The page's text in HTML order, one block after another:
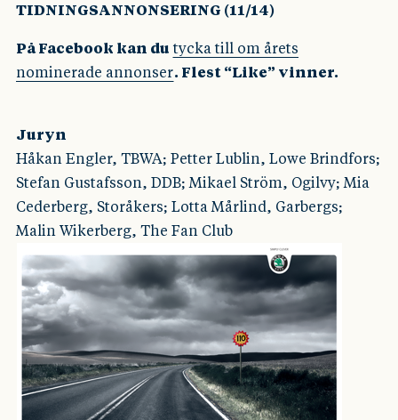
TIDNINGSANNONSERING (11/14)
På Facebook kan du tycka till om årets
nominerade annonser. Flest “Like” vinner.
Juryn
Håkan Engler, TBWA; Petter Lublin, Lowe Brindfors;
Stefan Gustafsson, DDB; Mikael Ström, Ogilvy; Mia
Cederberg, Storåkers; Lotta Mårlind, Garbergs;
Malin Wikerberg, The Fan Club